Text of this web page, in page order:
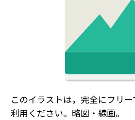
このイラストは，完全にフリ
利用ください。略図・線画。